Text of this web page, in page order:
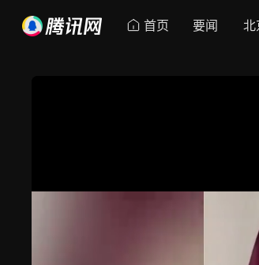
首页 要闻 北